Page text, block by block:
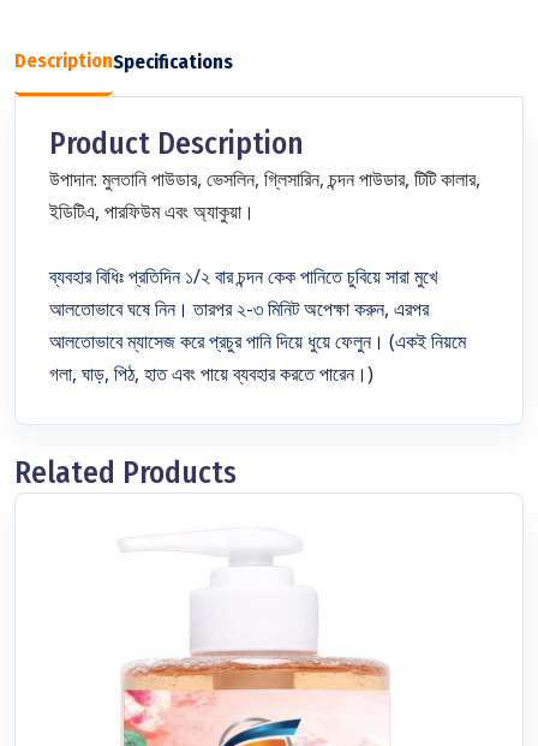
DescriptionSpecifications
Product Description
উপাদান: মুলতানি পাউডার, ভেসলিন, গ্লিসারিন, চন্দন পাউডার, টিটি কালার,
ইডিটিএ, পারফিউম এবং অ্যাকুয়া।
ব্যবহার বিধিঃ প্রতিদিন ১/২ বার চন্দন কেক পানিতে চুবিয়ে সারা মুখে
আলতোভাবে ঘষে নিন। তারপর ২-৩ মিনিট অপেক্ষা করুন, এরপর
আলতোভাবে ম্যাসেজ করে প্রচুর পানি দিয়ে ধুয়ে ফেলুন। (একই নিয়মে
গলা, ঘাড়, পিঠ, হাত এবং পায়ে ব্যবহার করতে পারেন।)
Related Products